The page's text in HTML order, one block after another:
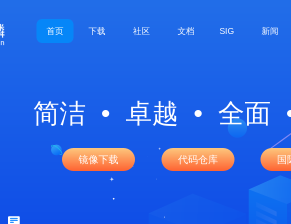
首页 下载 社区 文档 SIG 新闻
简洁 • 卓越 • 全面
镜像下载 代码仓库 国